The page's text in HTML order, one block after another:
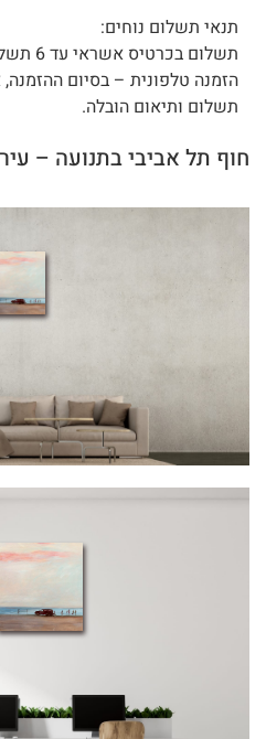
תנאי תשלום נוחים:
תשלום בכרטיס אשראי עד 6 תשלומים ללא ריבית.
הזמנה טלפונית – בסיום
תשלום ותיאום הובלה.
חוף תל אביבי בתנועה –